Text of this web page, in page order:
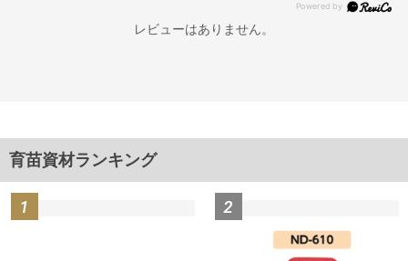
レビューはありません。
育苗資材ランキング